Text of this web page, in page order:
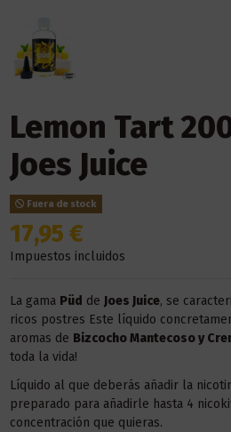
Lemon Tart
Joes Juice
Fuera de stock
17,95 €
Impuestos incluidos
La gama Püd de Joes Juice, se
ricos postres Este líquido
aromas de Bizcocho Mantecoso y
toda la vida!
Líquido al que deberás añadir la
preparado para añadirle hasta 4
concentración que quieras.